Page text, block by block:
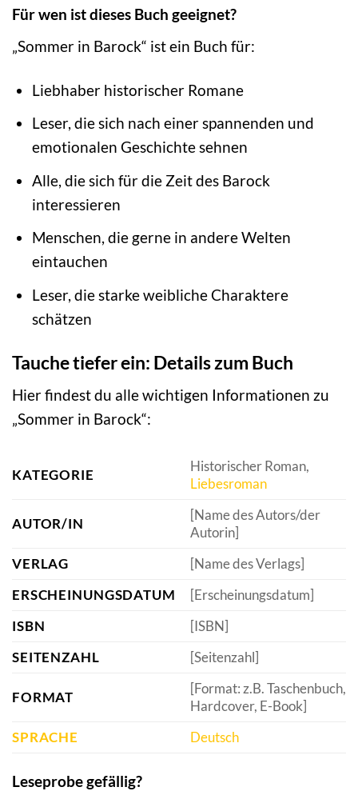
Für wen ist dieses Buch geeignet?
„Sommer in Barock“ ist ein Buch für:
Liebhaber historischer Romane
Leser, die sich nach einer spannenden und
emotionalen Geschichte sehnen
Alle, die sich für die Zeit des Barock
interessieren
Menschen, die gerne in andere Welten
eintauchen
Leser, die starke weibliche Charaktere
schätzen
Tauche tiefer ein: Details zum Buch
Hier findest du alle wichtigen Informationen zu
„Sommer in Barock“:
KATEGORIE
Historischer Roman,
Liebesroman
AUTOR/IN
[Name des Autors/der
Autorin]
VERLAG
[Name des Verlags]
ERSCHEINUNGSDATUM
[Erscheinungsdatum]
ISBN
[ISBN]
SEITENZAHL
[Seitenzahl]
FORMAT
[Format: z.B. Taschenbuch,
Hardcover, E-Book]
SPRACHE
Deutsch
Leseprobe gefällig?